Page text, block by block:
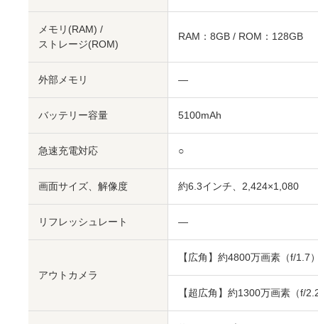
メモリ(RAM) /
ストレージ(ROM)
RAM：8GB / ROM：128GB
外部メモリ ―
バッテリー容量 5100mAh
急速充電対応 ○
画面サイズ、解像度 約6.3インチ、2,424×1,080
リフレッシュレート ―
アウトカメラ
【広角】約4800万画素（f/1.7
【超広角】約1300万画素（f/